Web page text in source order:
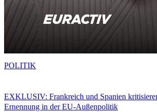
EXKLUSIV: Frankreich und Spanien
Ernennung in der EU-Außenpolitik
POLITIK